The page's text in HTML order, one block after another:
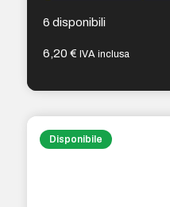
6 disponibili
6,20€ IVA inclusa
Disponibile